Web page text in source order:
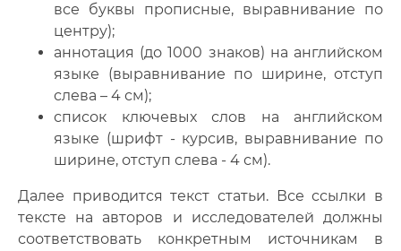
все буквы прописные, выравнивание по
центру);
аннотация (до 1000 знаков) на английском
языке (выравнивание по ширине, отступ
слева – 4 см);
список ключевых слов на английском
языке (шрифт - курсив, выравнивание по
ширине, отступ слева - 4 см).
Далее приводится текст статьи. Все ссылки в
тексте на авторов и исследователей должны
соответствовать конкретным источникам в